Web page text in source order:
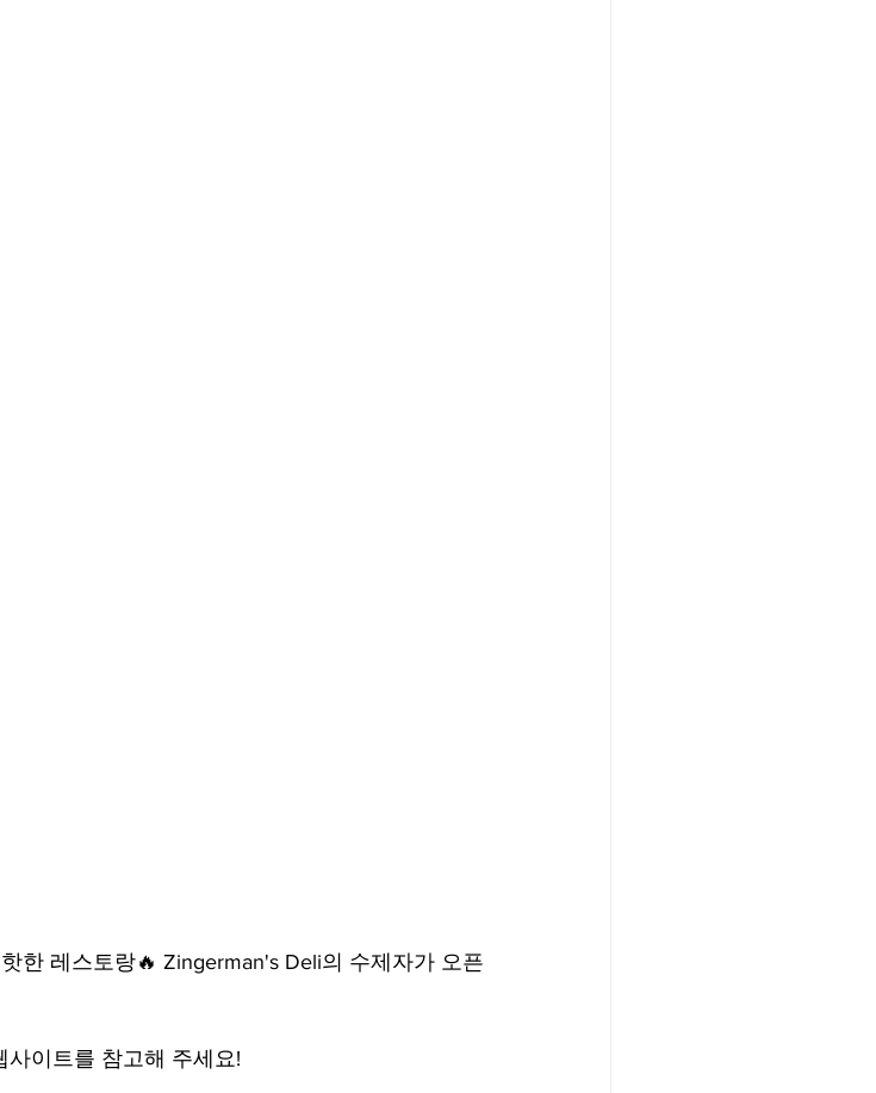
한 레스토랑🔥 Zingerman's Deli의 수제자가 오픈
사이트를 참고해 주세요!